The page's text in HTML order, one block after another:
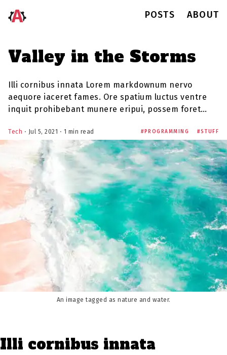
POSTS ABOUT
Valley in the Storms
Illi cornibus innata Lorem markdownum nervo
aequore iaceret fames. Ore spatium luctus ventre
inquit prohibebant munere eripui, possem foret…
Tech ⋅ Jul 5, 2021 ⋅ 1 min read PROGRAMMING STUFF
An image tagged as nature and water.
Illi cornibus innata